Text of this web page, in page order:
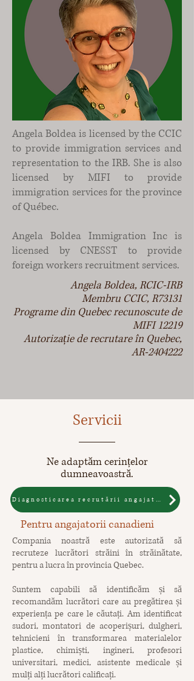
Angela Boldea is licensed by the CCIC
to provide immigration services and
representation to the IRB. She is also
licensed by MIFI to provide
immigration services for the province
of Québec.
Angela Boldea Immigration Inc is
licensed by CNESST to provide
foreign workers recruitment services.
Angela Boldea, RCIC-IRB
Membru CCIC, R73131
Programe din Quebec recunoscute de
MIFI 12219
Autorizație de recrutare în Quebec,
AR-2404222
Servicii
Ne adaptăm cerințelor
dumneavoastră.
Diagnosticarea recrutării angajatorilor
Pentru angajatorii canadieni
Compania noastră este autorizată să
recruteze lucrători străini în străinătate,
pentru a lucra în provincia Quebec.
Suntem capabili să identificăm și să
recomandăm lucrători care au pregătirea și
experiența pe care le căutați. Am identificat
sudori, montatori de acoperișuri, dulgheri,
tehnicieni în transformarea materialelor
plastice, chimiști, ingineri, profesori
universitari, medici, asistente medicale și
mulți alți lucrători calificați.